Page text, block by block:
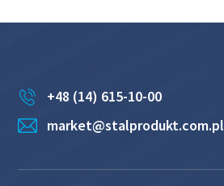
+48 (14) 615-10-00
market@stalprodukt.com.pl